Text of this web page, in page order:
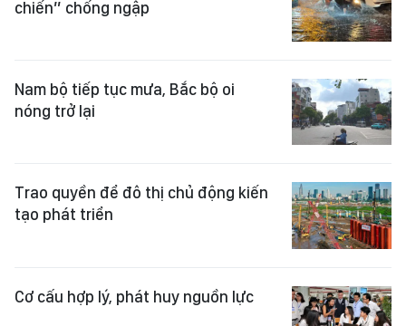
chiến” chống ngập
Nam bộ tiếp tục mưa, Bắc bộ oi
nóng trở lại
Trao quyền để đô thị chủ động kiến
tạo phát triển
Cơ cấu hợp lý, phát huy nguồn lực